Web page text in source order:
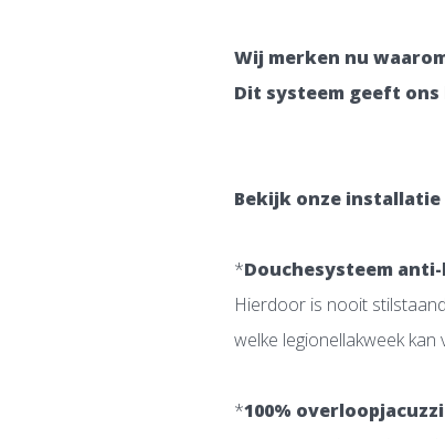
Wij merken nu
Dit systeem geeft
Bekijk onze
*Douchesysteem
Hierdoor is nooit
welke legionellakweek kan
*100%